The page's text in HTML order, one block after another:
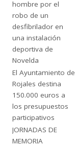
hombre por el
robo de un
desfibrilador en
una instalación
deportiva de
Novelda
El Ayuntamiento de
Rojales destina
150.000 euros a
los presupuestos
participativos
JORNADAS DE
MEMORIA